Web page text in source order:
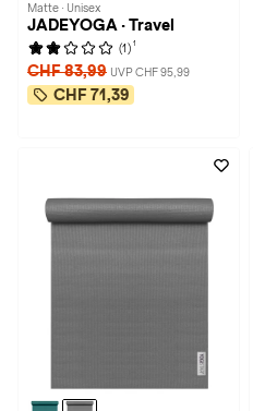
Matte · Unisex
JADEYOGA · Travel
(1) 1
CHF 83,99 UVP CHF 95,99
CHF 71,39